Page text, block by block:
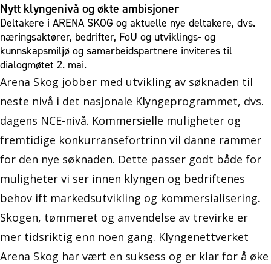
Nytt klyngenivå og økte ambisjoner
Deltakere i ARENA SKOG og aktuelle nye deltakere, dvs.
næringsaktører, bedrifter, FoU og utviklings- og
kunnskapsmiljø og samarbeidspartnere inviteres til
dialogmøtet 2. mai.
Arena Skog jobber med utvikling av søknaden til
neste nivå i det nasjonale Klyngeprogrammet, dvs.
dagens NCE-nivå. Kommersielle muligheter og
fremtidige konkurransefortrinn vil danne rammer
for den nye søknaden. Dette passer godt både for
muligheter vi ser innen klyngen og bedriftenes
behov ift markedsutvikling og kommersialisering.
Skogen, tømmeret og anvendelse av trevirke er
mer tidsriktig enn noen gang. Klyngenettverket
Arena Skog har vært en suksess og er klar for å øke